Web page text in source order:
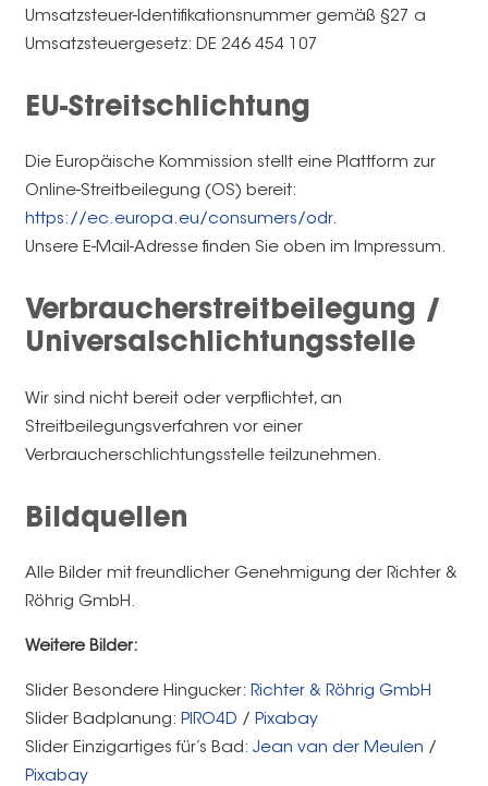
Umsatzsteuer-Identifikationsnummer gemäß §27 a
Umsatzsteuergesetz: DE 246 454 107
EU-Streitschlichtung
Die Europäische Kommission stellt eine Plattform zur
Online-Streitbeilegung (OS) bereit:
https://ec.europa.eu/consumers/odr.
Unsere E-Mail-Adresse finden Sie oben im Impressum.
Verbraucherstreitbeilegung /
Universalschlichtungsstelle
Wir sind nicht bereit oder verpflichtet, an
Streitbeilegungsverfahren vor einer
Verbraucherschlichtungsstelle teilzunehmen.
Bildquellen
Alle Bilder mit freundlicher Genehmigung der Richter &
Röhrig GmbH.
Weitere Bilder:
Slider Besondere Hingucker: Richter & Röhrig GmbH
Slider Badplanung: PIRO4D / Pixabay
Slider Einzigartiges für’s Bad: Jean van der Meulen /
Pixabay